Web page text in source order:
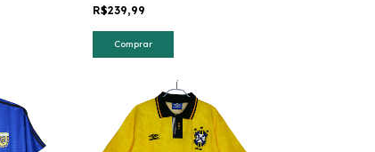
R$239,99
Comprar